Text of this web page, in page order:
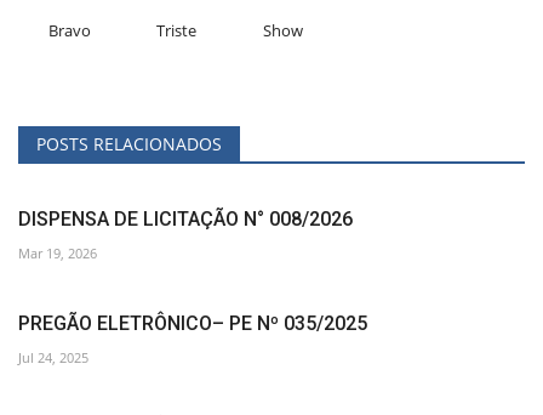
Bravo Triste Show
POSTS RELACIONADOS
DISPENSA DE LICITAÇÃO N° 008/2026
Mar 19, 2026
PREGÃO ELETRÔNICO– PE Nº 035/2025
Jul 24, 2025